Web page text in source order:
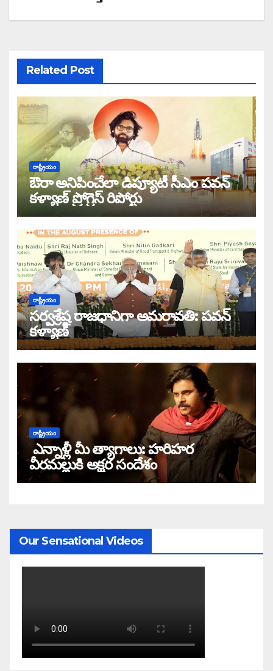
Related Post
రాష్ట్రీయం
ఔరా అనిపించేలా డిప్యూటీ సీఎం పవన్
కళ్యాణ్ ప్రోగ్రెస్ రిపోర్టు
రాష్ట్రీయం
సర్వశ్రేష్ఠ రాజధానిగా అమరావతి: పవన్
కళ్యాణ్
రాష్ట్రీయం
ఎన్నాళ్లీ మీ త్యాగాలు: హరిహర
వీరమల్లుకి అక్షర సందేశం
Our Sensational Videos